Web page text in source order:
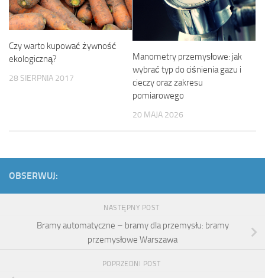
Czy warto kupować żywność
ekologiczną?
28 SIERPNIA 2017
Manometry przemysłowe: jak
wybrać typ do ciśnienia gazu i
cieczy oraz zakresu
pomiarowego
20 MAJA 2026
OBSERWUJ:
NASTĘPNY POST
Bramy automatyczne – bramy dla przemysłu: bramy
przemysłowe Warszawa
POPRZEDNI POST